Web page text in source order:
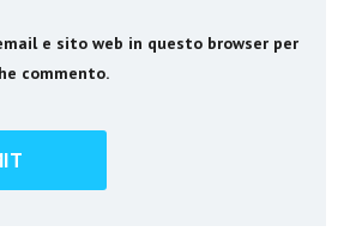
e sito web in questo browser per
commento.